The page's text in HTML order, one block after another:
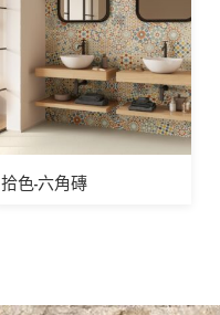
拾色-六角磚